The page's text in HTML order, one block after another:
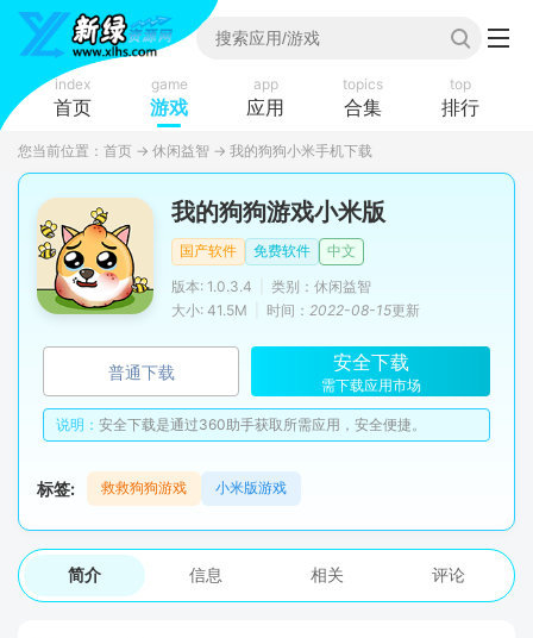
index
首页
game
游戏
app
应用
topics
合集
top
排行
您当前位置： 首页 → 休闲益智 → 我的狗狗小米手机下载
我的狗狗游戏小米版
国产软件 免费软件
中文
版本: 1.0.3.4
类别：休闲益智
大小: 41.5M
时间： 2022-08-15更新
普通下载 安全下载
需下载应用市场
说明： 安全下载是通过360助手获取所需应用，安全便捷。
标签: 救救狗狗游戏 小米版游戏
简介 信息 相关 评论